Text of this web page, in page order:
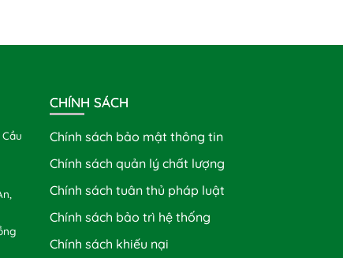
CHÍNH SÁCH
Chính sách bảo mật thông tin
Chính sách quản lý chất lượng
Chính sách tuân thủ pháp luật
Chính sách bảo trì hệ thống
Chính sách khiếu nại